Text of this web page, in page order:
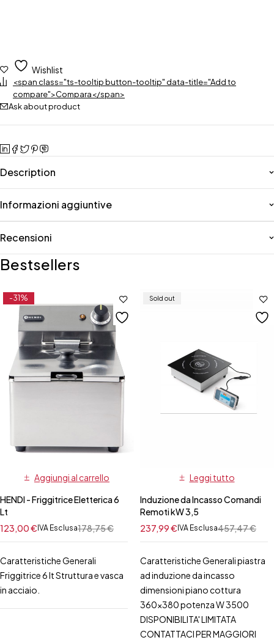
Wishlist
<span class="ts-tooltip button-tooltip" data-title="Add to
compare">Compara</span>
Ask about product
Description
Informazioni aggiuntive
Recensioni
Bestsellers
-31%
Aggiungi al carrello
HENDI - Friggitrice Eletterica 6
Lt
178,75€
123,00€IVA Esclusa
Caratteristiche Generali
Friggitrice 6 lt Struttura e vasca
in acciaio.
Sold out
Leggi tutto
Induzione da Incasso Comandi
Remoti kW 3,5
457,47€
237,99€IVA Esclusa
Caratteristiche Generali piastra
ad induzione da incasso
dimensioni piano cottura
360x380 potenza W 3500
DISPONIBILITA' LIMITATA
CONTATTACI PER MAGGIORI